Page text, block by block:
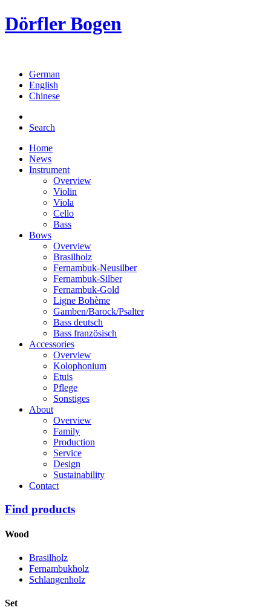
Dörfler Bogen
German
English
Chinese
Search
Home
News
Instrument
Overview
Violin
Viola
Cello
Bass
Bows
Overview
Brasilholz
Fernambuk-Neusilber
Fernambuk-Silber
Fernambuk-Gold
Ligne Bohème
Gamben/Barock/Psalter
Bass deutsch
Bass französisch
Accessories
Overview
Kolophonium
Etuis
Pflege
Sonstiges
About
Overview
Family
Production
Service
Design
Sustainability
Contact
Find products
Wood
Brasilholz
Fernambukholz
Schlangenholz
Set